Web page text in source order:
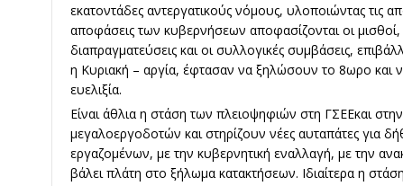
εκατοντάδες αντεργατικούς νόμους, υλοποιώντας τις
αποφάσεις των κυβερνήσεων αποφασίζονται οι μισθοί,
διαπραγματεύσεις και οι συλλογικές συμβάσεις,
η Κυριακή – αργία, έφτασαν να ξηλώσουν το 8ωρο και
ευελιξία.
Είναι άθλια η στάση των πλειοψηφιών στη ΓΣΕΕκαι
μεγαλοεργοδοτών και στηρίζουν νέες αυταπάτες για
εργαζομένων, με την κυβερνητική εναλλαγή, με την
βάλει πλάτη στο ξήλωμα κατακτήσεων. Ιδιαίτερα η